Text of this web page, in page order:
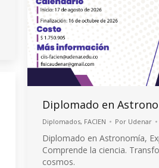
Diplomado en
Diplomados, FACIEN Por Udenar
Diplomado en Astronomía,
Comprende la ciencia.
cosmos.